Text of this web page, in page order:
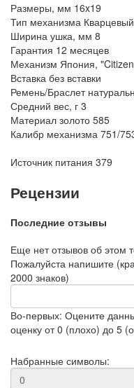
Размеры, мм 16x19
Тип механизма Кварцевый
Ширина ушка, мм 8
Гарантия 12 месяцев
Механизм Япония,
Вставка без вставки
Ремень/Браслет
Средний вес, г 3
Материал золото 585
Калибр механизма 751/
Источник питания 379
Рецензии
Последние отзывы
Еще нет отзывов об этом
Пожалуйста напишите
2000 знаков)
Во-первых: Оцените
оценку от 0 (плохо) до 5
Набранные символы: